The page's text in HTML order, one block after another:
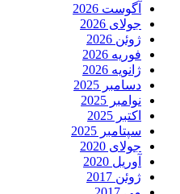
آگوست 2026
جولای 2026
ژوئن 2026
فوریه 2026
ژانویه 2026
دسامبر 2025
نوامبر 2025
اکتبر 2025
سپتامبر 2025
جولای 2020
آوریل 2020
ژوئن 2017